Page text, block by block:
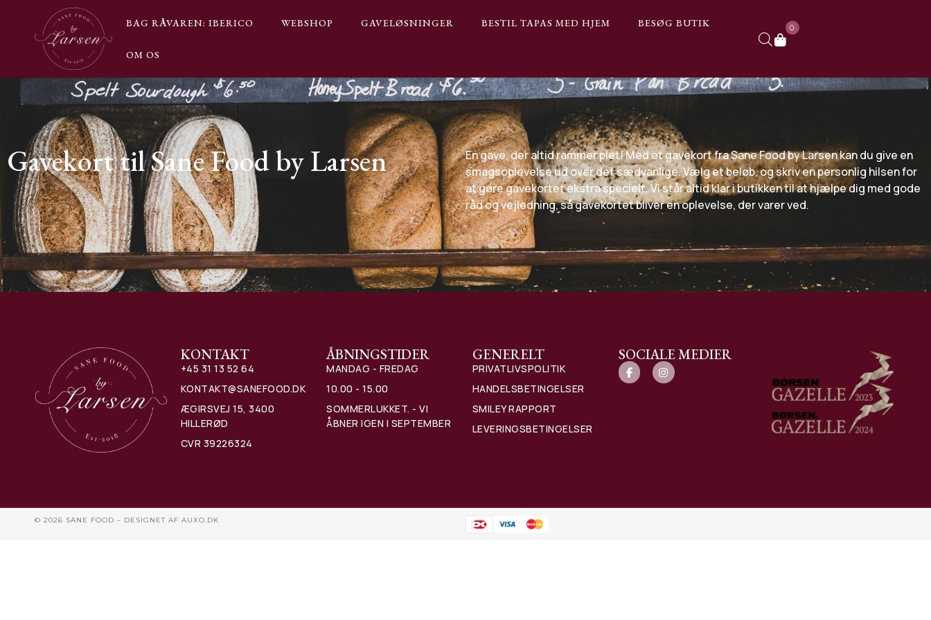
BAG RÅVAREN: IBERICO WEBSHOP GAVELØSNINGER BESTIL TAPAS MED HJEM BESØG BUTIK
OM OS
0
Køb for1.500,00kr.mere for gratis fragt
1.500,00 kr.
Din kurv er tom.
Subtotal:0,00kr.
0,00kr. inkl. moms
SE KURV KASSE
Gavekort til Sane Food by Larsen
En gave, der altid rammer plet! Med et gavekort fra Sane Food by Larsen kan du give en
smagsoplevelse ud over det sædvanlige. Vælg et beløb, og skriv en personlig hilsen for
at gøre gavekortet ekstra specielt. Vi står altid klar i butikken til at hjælpe dig med gode
råd og vejledning, så gavekortet bliver en oplevelse, der varer ved.
KONTAKT
+45 31 13 52 64
KONTAKT@SANEFOOD.DK
ÆGIRSVEJ 15, 3400
HILLERØD
CVR 39226324
ÅBNINGSTIDER
MANDAG - FREDAG
10.00 - 15.00
SOMMERLUKKET. - VI
ÅBNER IGEN I SEPTEMBER
GENERELT
PRIVATLIVSPOLITIK
HANDELSBETINGELSER
SMILEY RAPPORT
LEVERINGSBETINGELSER
SOCIALE MEDIER
© 2026 SANE FOOD – DESIGNET AF AUXO.DK